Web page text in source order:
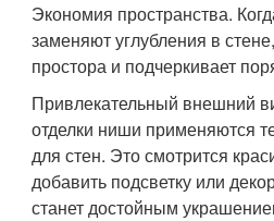
Экономия пространства.
заменяют углубления в
простора и подчеркивает
Привлекательный внешний
отделки ниши применяются
для стен. Это смотрится
добавить подсветку или
станет достойным